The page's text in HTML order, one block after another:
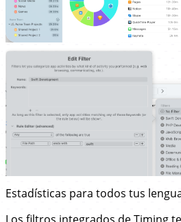
Estadísticas para todos tus
Los filtros integrados de Timing